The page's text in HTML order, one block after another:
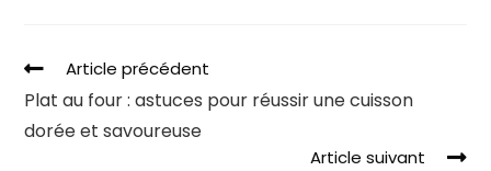
Article précédent
Plat au four : astuces pour réussir une cuisson
dorée et savoureuse
Article suivant